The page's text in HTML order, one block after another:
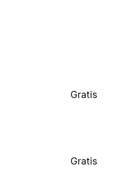
Gratis
Gratis